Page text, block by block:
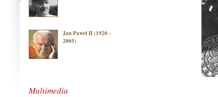
Jan Paweł II (1920 -
2005)
Multimedia